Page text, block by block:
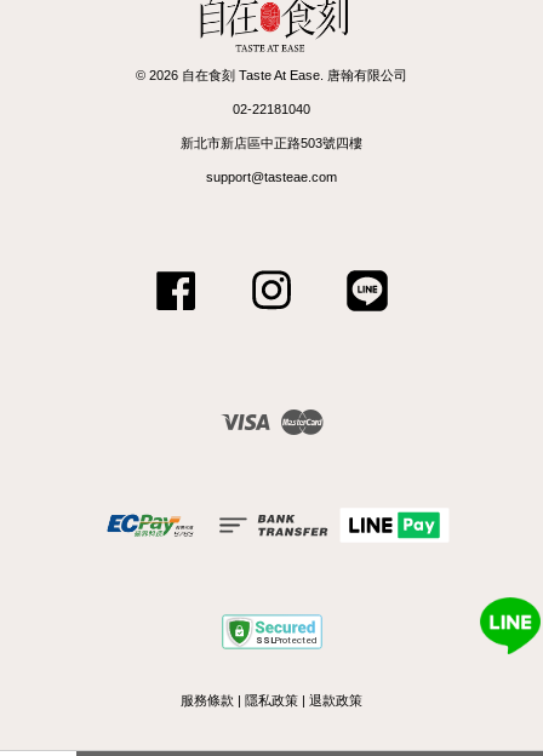
© 2026 自在食刻 Taste At Ease. 唐翰有限公司
02-22181040
新北市新店區中正路503號四樓
support@tasteae.com
Facebook Instagram
Visa
服務條款 隱私政策 退款政策